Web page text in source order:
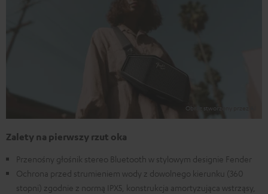
Zalety na pierwszy rzut oka
Przenośny głośnik stereo Bluetooth w stylowym designie Fender
Ochrona przed strumieniem wody z dowolnego kierunku (360
stopni) zgodnie z normą IPX5, konstrukcja amortyzująca wstrząsy,